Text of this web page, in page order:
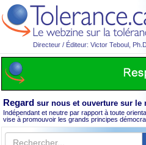
Directeur / Éditeur: Victor Teboul,
Regard sur nous et ouverture sur le
Indépendant et neutre par rapport à toute
vise à promouvoir les grands principes